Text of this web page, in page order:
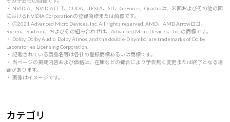
・ NVIDIA、NVIDIAロゴ、CUDA、TESLA、SLI、GeForce、Quadroは、米国およびその他の国
におけるNVIDIA Corporationの登録商標または商標です。
・ 🄫2021 Advanced Micro Devices, Inc. All rights reserved. AMD、AMD Arrowロゴ、
Ryzen、Radeon、およびその組み合わせは、Advanced Micro Devices、Inc.の商標です。
・ Dolby, Dolby Audio, Dolby Atmos, and the double-D symbol are trademarks of Dolby
Laboratories Licensing Corporation.
・ 記載されている製品名等は各社の登録商標あるいは商標です。
・ 当ページの掲載内容および価格は、在庫などの都合により予告無く変更または終了となる場
合があります。
・ 画像はイメージです。
カテゴリ